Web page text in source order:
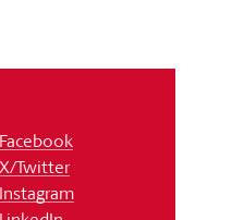
Facebook
X/Twitter
Instagram